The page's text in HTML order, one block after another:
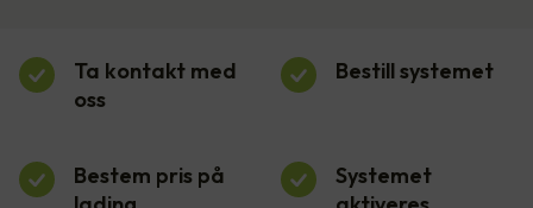
Ta kontakt med
oss
Bestill systemet
Bestem pris på
Systemet